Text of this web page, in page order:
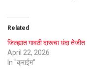
Related
जिल्ह्यात गावठी दारूचा धंदा तेजीत
April 22, 2026
In "क्राईम"